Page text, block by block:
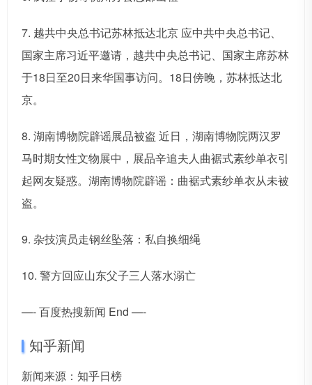
7. 越共中央总书记苏林抵达北京 应中共中央总书记、
国家主席习近平邀请，越共中央总书记、国家主席苏林
于18日至20日来华国事访问。18日傍晚，苏林抵达北
京。
8. 湖南博物院辟谣展品被盗 近日，湖南博物院两汉罗
马时期女性文物展中，展品辛追夫人曲裾式素纱单衣引
起网友疑惑。湖南博物院辟谣：曲裾式素纱单衣从未被
盗。
9. 杂技演员走钢丝坠落：私自换细绳
10. 警方回应山东父子三人落水溺亡
—- 百度热搜新闻 End —-
知乎新闻
新闻来源：知乎日榜